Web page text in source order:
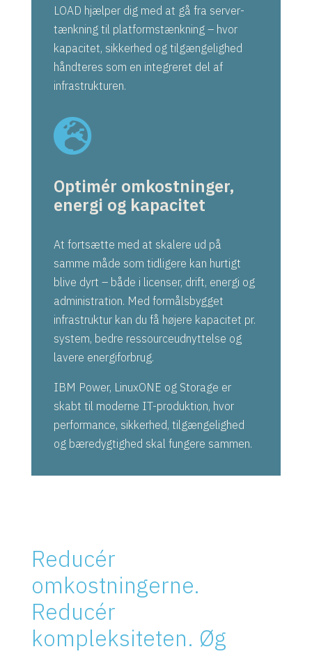
LOAD hjælper dig med at gå fra server-
tænkning til platformstænkning – hvor
kapacitet, sikkerhed og tilgængelighed
håndteres som en integreret del af
infrastrukturen.

Optimér omkostninger,
energi og kapacitet
At fortsætte med at skalere ud på
samme måde som tidligere kan hurtigt
blive dyrt – både i licenser, drift, energi og
administration. Med formålsbygget
infrastruktur kan du få højere kapacitet pr.
system, bedre ressourceudnyttelse og
lavere energiforbrug.
IBM Power, LinuxONE og Storage er
skabt til moderne IT-produktion, hvor
performance, sikkerhed, tilgængelighed
og bæredygtighed skal fungere sammen.
Reducér
omkostningerne.
Reducér
kompleksiteten. Øg